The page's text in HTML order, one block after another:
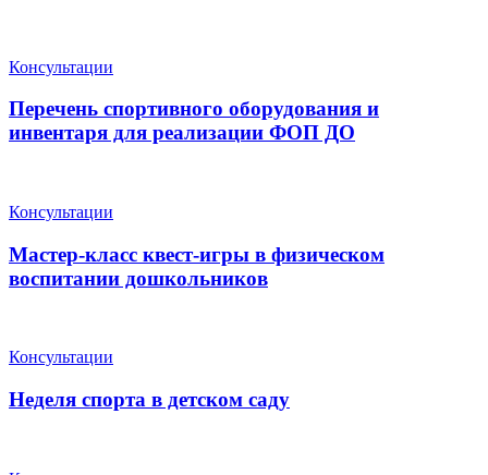
Консультации
Перечень спортивного оборудования и
инвентаря для реализации ФОП ДО
Консультации
Мастер-класс квест-игры в физическом
воспитании дошкольников
Консультации
Неделя спорта в детском саду